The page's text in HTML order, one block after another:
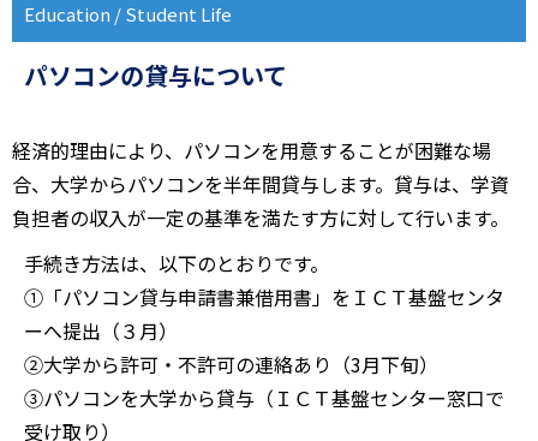
Education / Student Life
パソコンの貸与について
経済的理由により、パソコンを用意することが困難な場
合、大学からパソコンを半年間貸与します。貸与は、学資
負担者の収入が一定の基準を満たす方に対して行います。
手続き方法は、以下のとおりです。
①「パソコン貸与申請書兼借用書」をＩＣＴ基盤センタ
ーへ提出（３月）
②大学から許可・不許可の連絡あり（3月下旬）
③パソコンを大学から貸与（ＩＣＴ基盤センター窓口で
受け取り）